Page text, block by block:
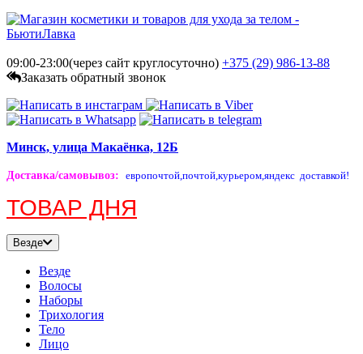
09:00-23:00(через сайт круглосуточно) +375 (29) 986-13-88
Заказать обратный звонок
Минск, улица Макаёнка, 12Б
Доставка/самовывоз: европочтой,почтой,курьером,яндекс доставкой!
ТОВАР ДНЯ
Везде
Везде
Волосы
Наборы
Трихология
Тело
Лицо